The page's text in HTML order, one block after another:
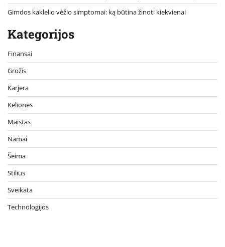
Gimdos kaklelio vėžio simptomai: ką būtina žinoti kiekvienai
Kategorijos
Finansai
Grožis
Karjera
Kelionės
Maistas
Namai
Šeima
Stilius
Sveikata
Technologijos